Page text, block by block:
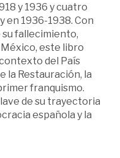
y 1936 y cuatro
en 1936-1938. Con
fallecimiento,
este libro
del País
la Restauración, la
franquismo.
de su trayectoria
española y la